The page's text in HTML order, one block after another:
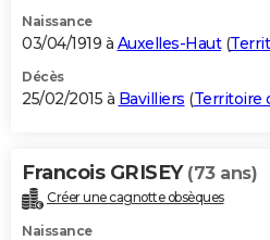
Naissance
03/04/1919 à Auxelles-Haut(
Décès
25/02/2015 à Bavilliers (Territoire
Francois GRISEY (73 ans)
Créer une cagnotte obsèques
Naissance